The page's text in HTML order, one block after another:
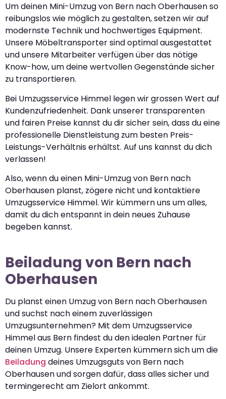
Um deinen Mini-Umzug von Bern nach Oberhausen so
reibungslos wie möglich zu gestalten, setzen wir auf
modernste Technik und hochwertiges Equipment.
Unsere Möbeltransporter sind optimal ausgestattet
und unsere Mitarbeiter verfügen über das nötige
Know-how, um deine wertvollen Gegenstände sicher
zu transportieren.
Bei Umzugsservice Himmel legen wir grossen Wert auf
Kundenzufriedenheit. Dank unserer transparenten
und fairen Preise kannst du dir sicher sein, dass du eine
professionelle Dienstleistung zum besten Preis-
Leistungs-Verhältnis erhältst. Auf uns kannst du dich
verlassen!
Also, wenn du einen Mini-Umzug von Bern nach
Oberhausen planst, zögere nicht und kontaktiere
Umzugsservice Himmel. Wir kümmern uns um alles,
damit du dich entspannt in dein neues Zuhause
begeben kannst.
Beiladung von Bern nach
Oberhausen
Du planst einen Umzug von Bern nach Oberhausen
und suchst nach einem zuverlässigen
Umzugsunternehmen? Mit dem Umzugsservice
Himmel aus Bern findest du den idealen Partner für
deinen Umzug. Unsere Experten kümmern sich um die
Beiladung deines Umzugsguts von Bern nach
Oberhausen und sorgen dafür, dass alles sicher und
termingerecht am Zielort ankommt.